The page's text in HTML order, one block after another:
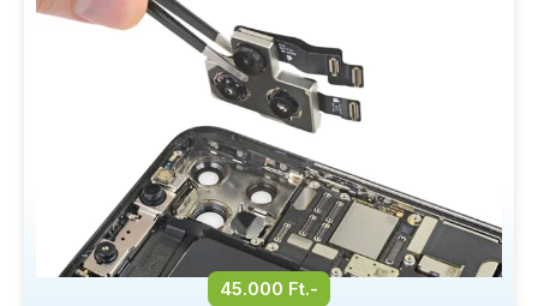
45.000 Ft.-